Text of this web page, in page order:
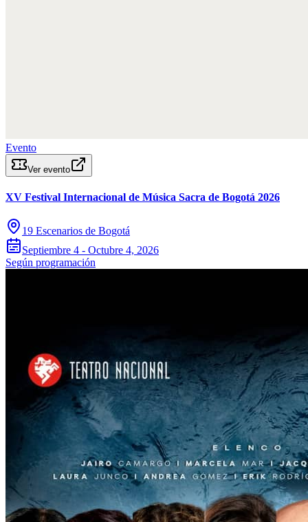
Evento
Ver evento
XV Festival Internacional de Música Sacra de Bogotá 2026
19 Escenarios de Bogotá
Septiembre 4 - Octubre 4, 2026
Según programación